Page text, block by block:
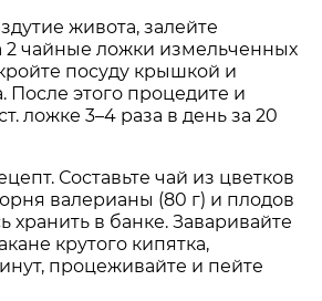
живота, залейте
2 чайные ложки измельченных
посуду крышкой и
После этого процедите и
ложке 3–4 раза в день за 20
Составьте чай из цветков
валерианы (80 г) и плодов
хранить в банке. Заваривайте
крутого кипятка,
процеживайте и пейте